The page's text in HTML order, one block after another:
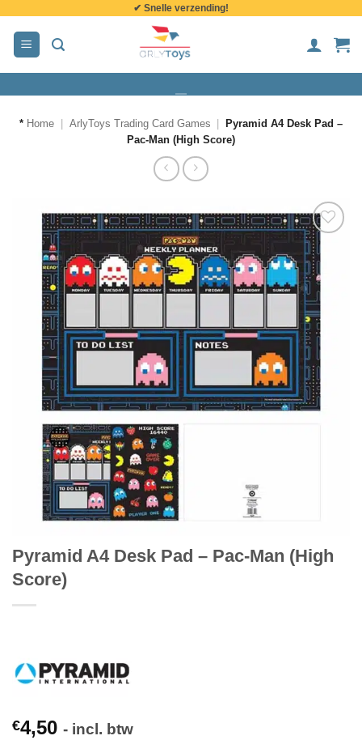
inhoud
✔ Snelle verzending!
* Home ArlyToys Trading Card Games
Pyramid A4 Desk Pad –
Pac-Man (High Score)
Pyramid A4 Desk Pad – Pac-Man (High
Score)
€4,50 - incl. btw